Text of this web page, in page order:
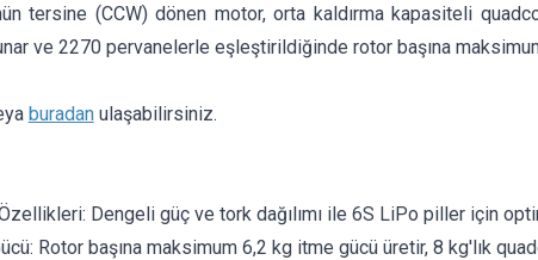
tersine (CCW) dönen motor, orta kaldırma kapasiteli
ve 2270 pervanelerle eşleştirildiğinde rotor başına
buradanulaşabilirsiniz.
Dengeli güç ve tork dağılımı ile 6S LiPo piller için
Rotor başına maksimum 6,2 kg itme gücü üretir, 8 kg'lık